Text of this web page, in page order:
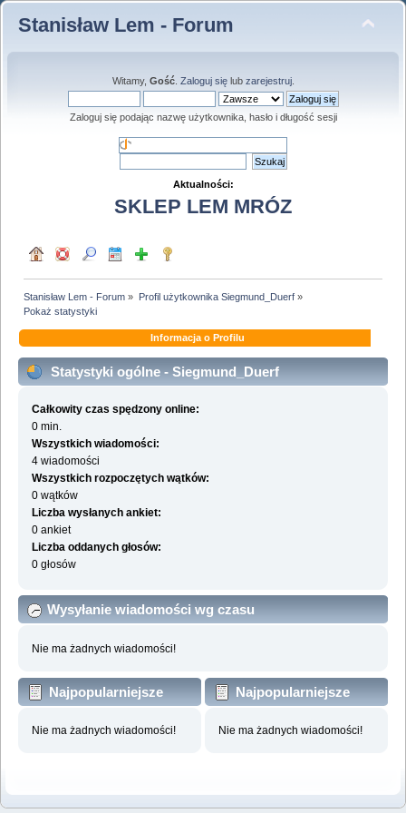
Stanisław Lem - Forum
Witamy, Gość. Zaloguj sięlub zarejestruj.
Zaloguj się podając nazwę użytkownika, hasło i długość sesji
Aktualności:
SKLEP LEM MRÓZ
Stanisław Lem - Forum » Profil użytkownika Siegmund_Duerf»
Pokaż statystyki
Informacja o Profilu
Statystyki ogólne - Siegmund_Duerf
Całkowity czas spędzony online:
0 min.
Wszystkich wiadomości:
4 wiadomości
Wszystkich rozpoczętych wątków:
0 wątków
Liczba wysłanych ankiet:
0 ankiet
Liczba oddanych głosów:
0 głosów
Wysyłanie wiadomości wg czasu
Nie ma żadnych wiadomości!
Najpopularniejsze
Nie ma żadnych wiadomości!
Najpopularniejsze
Nie ma żadnych wiadomości!